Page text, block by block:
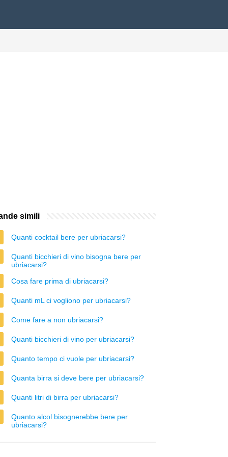
simili
Quanti cocktail bere per ubriacarsi?
Quanti bicchieri di vino bisogna bere per
ubriacarsi?
Cosa fare prima di ubriacarsi?
Quanti mL ci vogliono per ubriacarsi?
Come fare a non ubriacarsi?
Quanti bicchieri di vino per ubriacarsi?
Quanto tempo ci vuole per ubriacarsi?
Quanta birra si deve bere per ubriacarsi?
Quanti litri di birra per ubriacarsi?
Quanto alcol bisognerebbe bere per
ubriacarsi?